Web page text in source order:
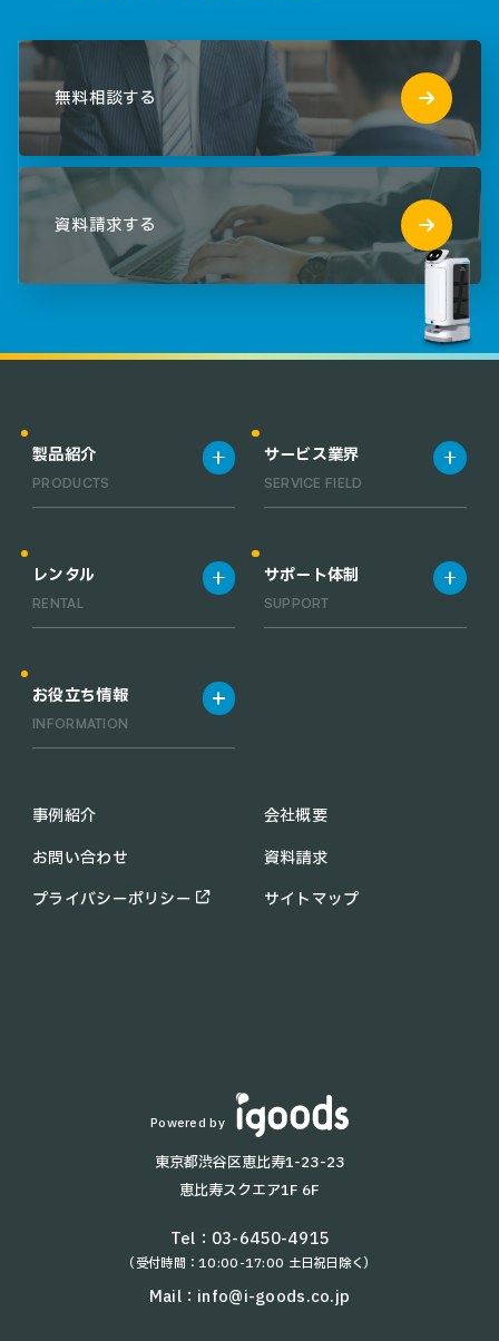
無料相談する
資料請求する
Powered by
東京都渋谷区恵比寿1-23-23
恵比寿スクエア1F 6F
Tel： 03-6450-4915
（受付時間：10:00-17:00 土日祝日除く）
Mail： info@i-goods.co.jp
製品紹介
PRODUCTS
清掃ロボット一覧
業務用小型清掃ロボット一覧
RACLEBO slim pro
RACLEBO
RACLEBO win
UFO CLEANER
PUDU CC1
KIRARA
PUDU MT1
サービス業界
SERVICE FIELD
飲食店
工場・倉庫
オフィス
レンタル
RENTAL
サポート体制
SUPPORT
お役立ち情報
INFORMATION
業務用 清掃ロボットの導入メ
助成金・補助金情報
コラム
事例紹介
会社概要
お問い合わせ
資料請求
プライバシーポリシー
サイトマップ